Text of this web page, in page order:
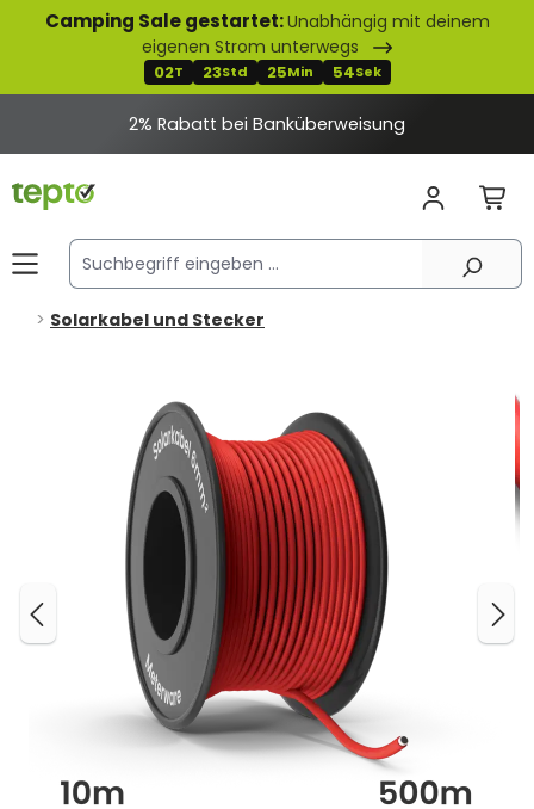
springen
Camping Sale gestartet:Unabhängig mit deinem
eigenen Strom unterwegs
02T 23Std 25Min 54Sek
2% Rabatt bei Banküberweisung
Solarkabel und Stecker